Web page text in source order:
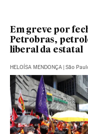
Em greve por
Petrobras,
liberal da estatal
HELOÍSA MENDONÇA | São